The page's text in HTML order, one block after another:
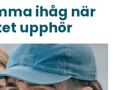
ihåg när
upphör